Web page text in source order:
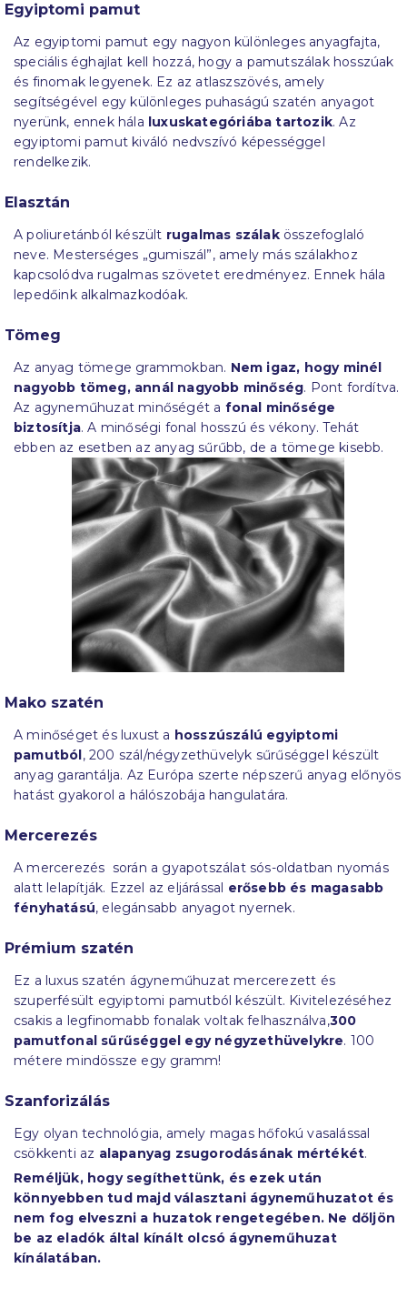
Egyiptomi pamut
Az egyiptomi pamut egy nagyon különleges anyagfajta,
speciális éghajlat kell hozzá, hogy a pamutszálak hosszúak
és finomak legyenek. Ez az atlaszszövés, amely
segítségével egy különleges puhaságú szatén anyagot
nyerünk, ennek hála luxuskategóriába tartozik. Az
egyiptomi pamut kiváló nedvszívó képességgel
rendelkezik.
Elasztán
A poliuretánból készült rugalmas szálakösszefoglaló
neve. Mesterséges „gumiszál”, amely más szálakhoz
kapcsolódva rugalmas szövetet eredményez. Ennek hála
lepedőink alkalmazkodóak.
Tömeg
Az anyag tömege grammokban. Nem igaz, hogy minél
nagyobb tömeg, annál nagyobb minőség. Pont fordítva.
Az agyneműhuzat minőségét a fonal minősége
biztosítja. A minőségi fonal hosszú és vékony. Tehát
ebben az esetben az anyag sűrűbb, de a tömege kisebb.
Mako szatén
A minőséget és luxust a hosszúszálú egyiptomi
pamutból, 200 szál/négyzethüvelyk sűrűséggel készült
anyag garantálja. Az Európa szerte népszerű anyag előnyös
hatást gyakorol a hálószobája hangulatára.
Mercerezés
A mercerezés során a gyapotszálat sós-oldatban nyomás
alatt lelapítják. Ezzel az eljárással erősebb és magasabb
fényhatású, elegánsabb anyagot nyernek.
Prémium szatén
Ez a luxus szatén ágyneműhuzat mercerezett és
szuperfésült egyiptomi pamutból készült. Kivitelezéséhez
csakis a legfinomabb fonalak voltak felhasználva,300
pamutfonal sűrűséggel egy négyzethüvelykre. 100
métere mindössze egy gramm!
Szanforizálás
Egy olyan technológia, amely magas hőfokú vasalással
csökkenti az alapanyag zsugorodásának mértékét.
Reméljük, hogy segíthettünk, és ezek után
könnyebben tud majd választani ágyneműhuzatot és
nem fog elveszni a huzatok rengetegében. Ne dőljön
be az eladók által kínált olcsó ágyneműhuzat
kínálatában.